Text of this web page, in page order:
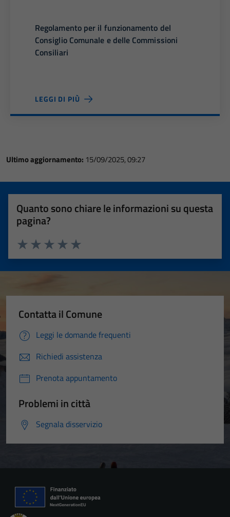
Regolamento per il funzionamento del
Consiglio Comunale e delle Commissioni
Consiliari
LEGGI DI PIÙ
Ultimo aggiornamento: 15/09/2025, 09:27
Quanto sono chiare le informazioni su questa
pagina?
Valuta 5 stelle su 5
Valuta 4 stelle su 5
Valuta 3 stelle su 5
Valuta 2 stelle su 5
Valuta 1 stelle su 5
Contatta il Comune
Leggi le domande frequenti
Richiedi assistenza
Prenota appuntamento
Problemi in città
Segnala disservizio
informazioni
personali.